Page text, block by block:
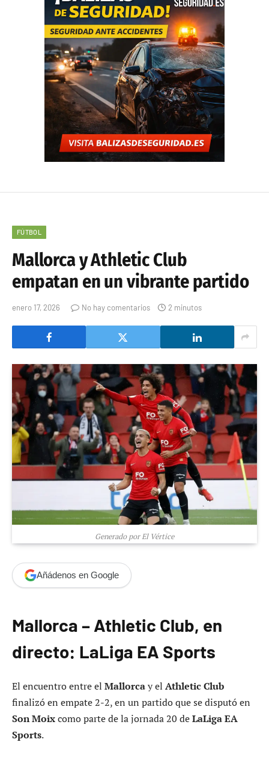
FÚTBOL
Mallorca y Athletic Club
empatan en un vibrante partido
enero 17, 2026 No hay comentarios 2 minutos
Generado por El Vértice
Añádenos en Google
Mallorca – Athletic Club, en
directo: LaLiga EA Sports
El encuentro entre el Mallorcay el Athletic Club
finalizó en empate 2-2, en un partido que se disputó en
Son Moixcomo parte de la jornada 20 deLaLiga EA
Sports.